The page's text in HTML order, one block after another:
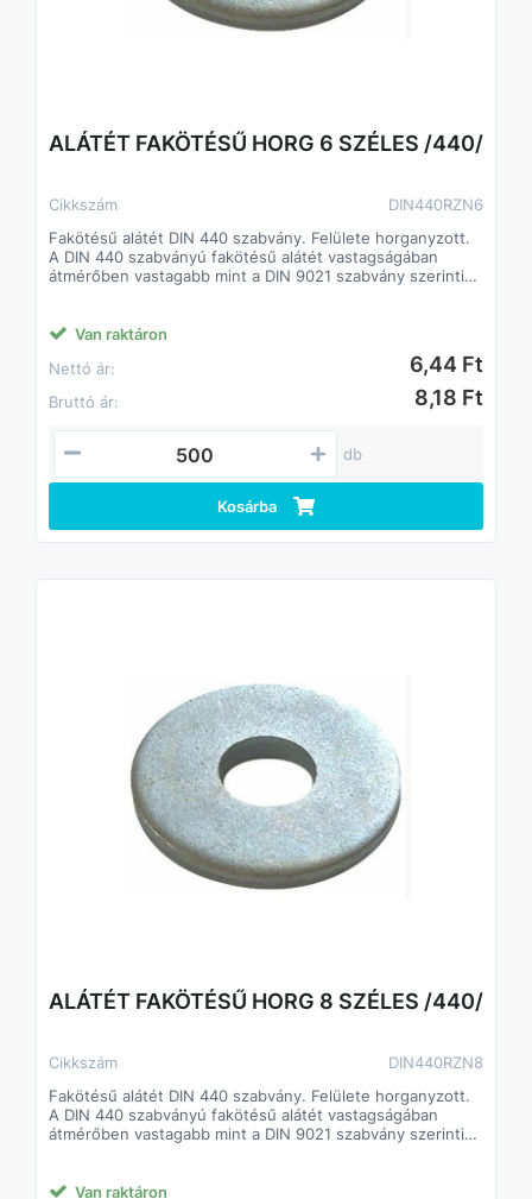
ALÁTÉT FAKÖTÉSŰ HORG 6 SZÉLES /440/
Cikkszám
DIN440RZN6
Fakötésű alátét DIN 440 szabvány. Felülete horganyzott.
A DIN 440 szabványú fakötésű alátét vastagságában
átmérőben vastagabb mint a DIN 9021 szabvány szerinti
Csökkenti a csavarok lazulásának esélyét
Javítja a csavarok terhelhetőségét, így kisebb méretű
csavarok is megfelelő teljesítményt biztosíthatnak.
Van raktáron
Nettó ár:
6,44 Ft
Bruttó ár: 8,18 Ft
db
Kosárba
ALÁTÉT FAKÖTÉSŰ HORG 8 SZÉLES /440/
Cikkszám
DIN440RZN8
Fakötésű alátét DIN 440 szabvány. Felülete horganyzott.
A DIN 440 szabványú fakötésű alátét vastagságában
átmérőben vastagabb mint a DIN 9021 szabvány szerinti
Csökkenti a csavarok lazulásának esélyét
Van raktáron